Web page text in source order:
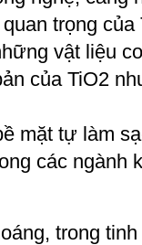
trọng của
vật liệu
của TiO2
mặt tự làm
các ngành
trong